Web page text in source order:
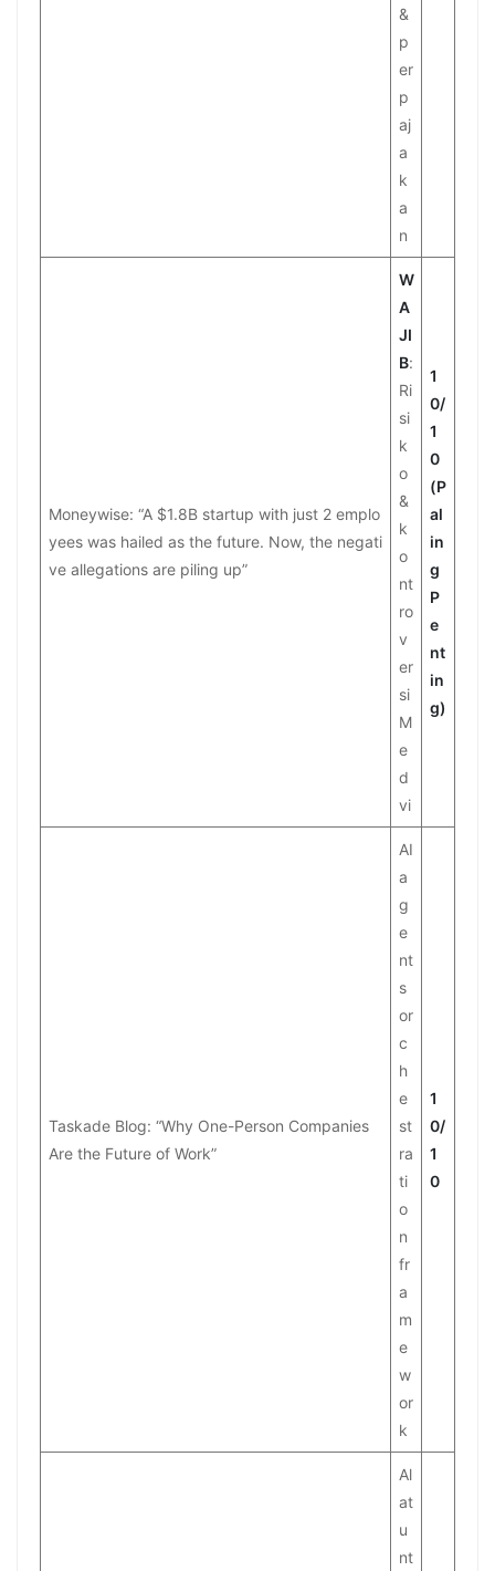
&
p
er
p
aj
a
k
a
n
Moneywise: “A $1.8B startup with just 2 emplo
yees was hailed as the future. Now, the negati
ve allegations are piling up”
W
A
JI
B:
Ri
si
k
o
&
k
o
nt
ro
v
er
si
M
e
d
vi
1
0/
1
0
(P
al
in
g
P
e
nt
in
g)
Taskade Blog: “Why One-Person Companies
Are the Future of Work”
AI
a
g
e
nt
s
or
c
h
e
st
ra
ti
o
n
fr
a
m
e
w
or
k
1
0/
1
0
Al
at
u
nt